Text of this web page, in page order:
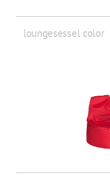
loungesessel color